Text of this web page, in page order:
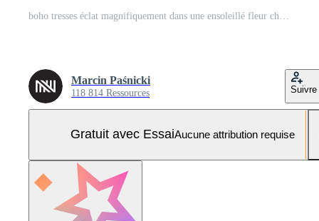
Marcin Paśnicki
118 814 Ressources Suivre
Gratuit avec EssaiAucune attribution requise